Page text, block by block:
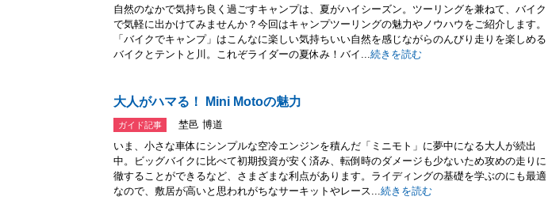
自然のなかで気持ち良く過ごすキャンプは、夏がハイシーズン。ツーリングを兼ねて、バイク
で気軽に出かけてみませんか？今回はキャンプツーリングの魅力やノウハウをご紹介します。
「バイクでキャンプ」はこんなに楽しい気持ちいい自然を感じながらのんびり走りを楽しめる
バイクとテントと川。これぞライダーの夏休み！バイ...続きを読む
大人がハマる！ Mini Motoの魅力
ガイド記事
埜邑 博道
いま、小さな車体にシンプルな空冷エンジンを積んだ「ミニモト」に夢中になる大人が続出
中。ビッグバイクに比べて初期投資が安く済み、転倒時のダメージも少ないため攻めの走りに
徹することができるなど、さまざまな利点があります。ライディングの基礎を学ぶのにも最適
なので、敷居が高いと思われがちなサーキットやレース...続きを読む